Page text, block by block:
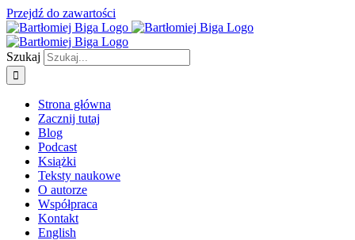
Przejdź do zawartości
Szukaj
Strona główna
Zacznij tutaj
Blog
Podcast
Książki
Teksty naukowe
O autorze
Współpraca
Kontakt
English